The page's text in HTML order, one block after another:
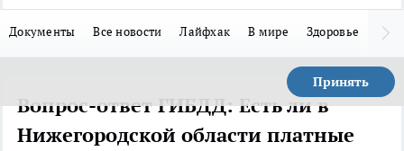
Документы Все новости Лайфхак В мире Здоровье
Принять
Вопрос-ответ ГИБДД: Есть ли в
Нижегородской области платные